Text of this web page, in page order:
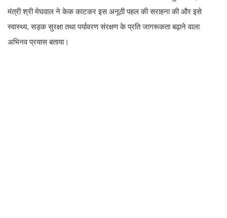
मंत्री श्री मेघवाल ने केक काटकर इस अनूठी पहल की सराहना की और इसे
स्वास्थ्य, सड़क सुरक्षा तथा पर्यावरण संरक्षण के प्रति जागरूकता बढ़ाने वाला
अभिनव प्रयास बताया।